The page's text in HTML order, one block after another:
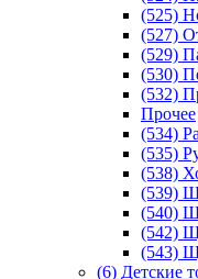
(525)
(527)
(529)
(530)
(532)
Прочее
(534)
(535)
(538)
(539)
(540)
(542)
(543)
(6) Детские